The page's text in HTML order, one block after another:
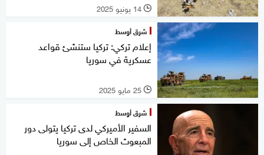
l 14 يونيو 2025
شرق أوسط
إعلام تركي: تركيا ستنشئ قواعد
عسكرية في سوريا
l 25 مايو 2025
شرق أوسط
السفير الأميركي لدى تركيا يتولى دور
المبعوث الخاص إلى سوريا